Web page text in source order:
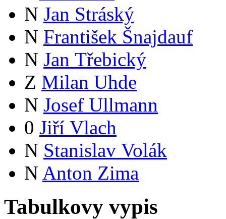
N Jan Stráský
N František Šnajdauf
N Jan Třebický
Z Milan Uhde
N Josef Ullmann
0 Jiří Vlach
N Stanislav Volák
N Anton Zima
Tabulkovy vypis